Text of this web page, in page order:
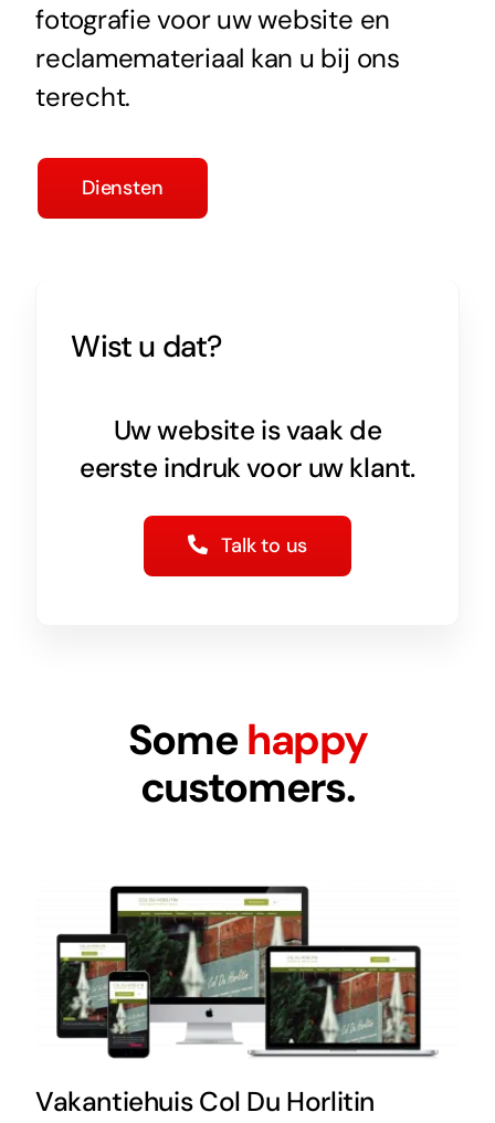
fotografie voor uw website en
reclamemateriaal kan u bij ons
terecht.
Diensten
Wist u dat?
Uw website is vaak de
eerste indruk voor uw klant.
Talk to us
Some happy
customers.
Smile Snack Harelbeke